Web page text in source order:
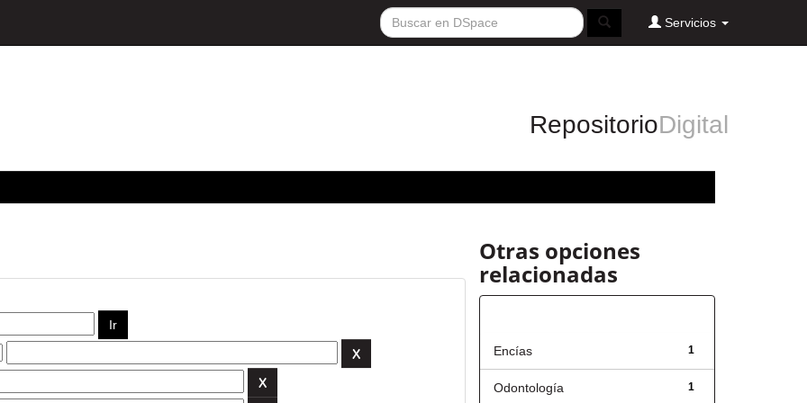
Servicios
RepositorioDigital
Otras opciones
relacionadas
1
Encías
1
Odontología